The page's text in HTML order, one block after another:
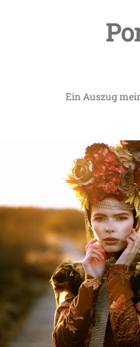
Ein Auszug